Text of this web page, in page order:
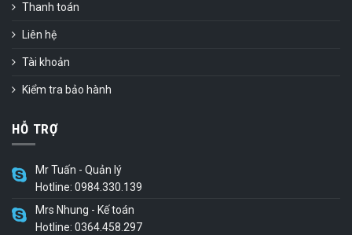
Thanh toán
Liên hệ
Tài khoản
Kiểm tra bảo hành
HỖ TRỢ
Mr Tuấn - Quản lý
Hotline: 0984.330.139
Mrs Nhung - Kế toán
Hotline: 0364.458.297